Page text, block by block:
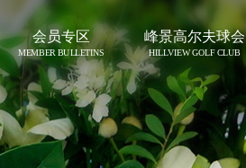
会员专区
MEMBER BULLETINS
峰景高尔夫球会
HILLVIEW GOLF CLUB